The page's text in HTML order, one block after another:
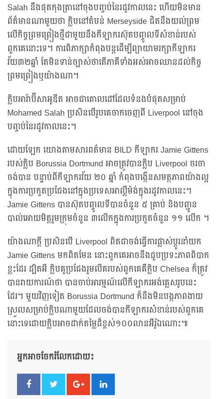
Salah នឹងផុតកុងត្រានៅចុងបញ្ចប់នៃរដូវកាលនេះ ហើយមិនមាន
ព័ត៌មានណាមួយថា ក្លិបនៅតំបន់ Merseyside ជិតនឹងយល់ព្រម
លើកិច្ចព្រមព្រៀងថ្មីជាមួយនឹងកីឡាករស៊ុតបញ្ចូលទីសំខាន់របស់
ពួកគេនោះទេ។ ការពិភាក្សាកំពុងបន្តដើម្បីព្យាយាមរក្សាកីឡាករ
វ័យ៣២ឆ្នាំ តែមិនទាន់ច្បាស់ថាតើភាគីទាំងអស់អាចឈានដល់កិច្ច
ព្រមព្រៀងឬយ៉ាងណា។
ក្លិបអារ៉ាប៊ីសាអូឌីត អាចជាគោលដៅដែលទំនងបំផុតសម្រាប់
Mohamed Salah ប្រសិនបើរូបគេចាកចេញពី Liverpool នៅចុង
បញ្ចប់នៃរដូវកាលនេះ។
ដោយឡែក យោងតាមសារពត៌មាន BILD កីឡាករ Jamie Gittens
របស់ក្លិប Borussia Dortmund អាចត្រូវបានក្លិប Liverpool ចរចា
ចង់បាន បន្ទាប់ពីកីឡាករវ័យ ២០ ឆ្នាំ កំពុងបង្កើនសមត្ថភាពយ៉ាងល្អ
ក្នុងការប្រកួតប្រជែងនៅក្នុងប្រទេសអាល្លឺម៉ង់ក្នុងរដូវកាលនេះ។
Jamie Gittens បានស៊ុតបញ្ចូលទីបានចំនួន ៥ គ្រាប់ និងបញ្ជូន
បាល់អោយមិត្តរួមក្រុមចំនួន ៣លើកក្នុងការប្រកួតចំនួន ១១ លើក ។
យ៉ាងណាក្តី ប្រសិនបើ Liverpool ពិតជាចង់ធ្វើការផ្លាស់ប្តូរនាំយក
Jamie Gittens មកពិតមែន នោះពួកគេអាចនឹងជួបប្រទះភាពពិបាក
ខ្លះដែរ ដ្បិតអី ក្លិបគូប្រជែងរួមលីគរបស់ពួកគេគឺក្លិប Chelsea ក៏ត្រូវ
បានរាយការណ៍ថា បានចាប់អារម្មណ៍លើកីឡាករអង់គ្លេសរូបនេះ
ដែរ។ មួយវិញទៀត Borussia Dortmund ក៏នឹងមិនបង្កភាពងាយ
ស្រួលសម្រាប់ក្លិបណាមួយដែលចង់បានកីឡាករសំខាន់របស់ពួកគេ
នោះទេដោយក្លិបអាចដាក់តម្លៃដ៏ខ្ពស់១០០លានអឺរ៉ូឯណោះ៕
អ្នកអាចចែករំលែកដោយ៖